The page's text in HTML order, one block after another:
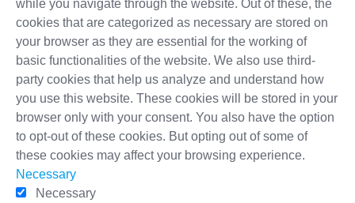
while you navigate through the website. Out of these, the
cookies that are categorized as necessary are stored on
your browser as they are essential for the working of
basic functionalities of the website. We also use third-
party cookies that help us analyze and understand how
you use this website. These cookies will be stored in your
browser only with your consent. You also have the option
to opt-out of these cookies. But opting out of some of
these cookies may affect your browsing experience.
Necessary
Necessary